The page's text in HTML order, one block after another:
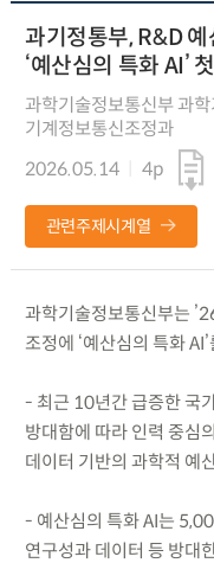
과기정통부, R&D
‘예산심의 특화 AI’
과학기술정보통신부 과
기계정보통신조정과
2026.05.14
4p
관련주제시계열
과학기술정보통신부는
조정에 ‘예산심의 특화
- 최근 10년간 급증한 국
방대함에 따라 인력 중심
데이터 기반의 과학적 예
- 예산심의 특화 AI는
연구성과 데이터 등 방대